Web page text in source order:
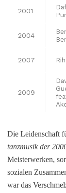
2001
2004
2007
2009
Die Leidenschaft
tanzmusik der
Meisterwerken,
sozialen
war das